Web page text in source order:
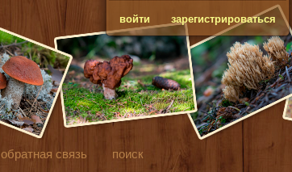
войти зарегистрироваться
обратная связь поиск